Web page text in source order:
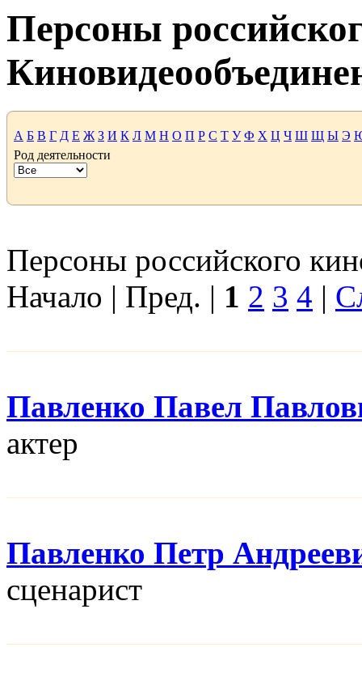
Персоны
А Б В Г Д Е Ж З И К Л М Н О П Р С Т У Ф Х Ц Ч Ш Щ Ы Э
Род деятельности
Персоны российского
Начало | Пред. | 1 2 3 4 |
Павленко Павел
актер
Павленко Петр
сценарист